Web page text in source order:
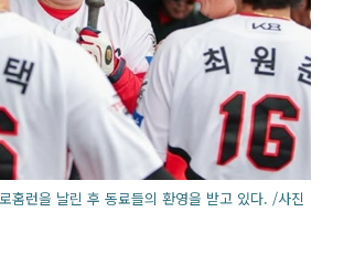
홈런을 날린 후 동료들의 환영을 받고 있다. /사진